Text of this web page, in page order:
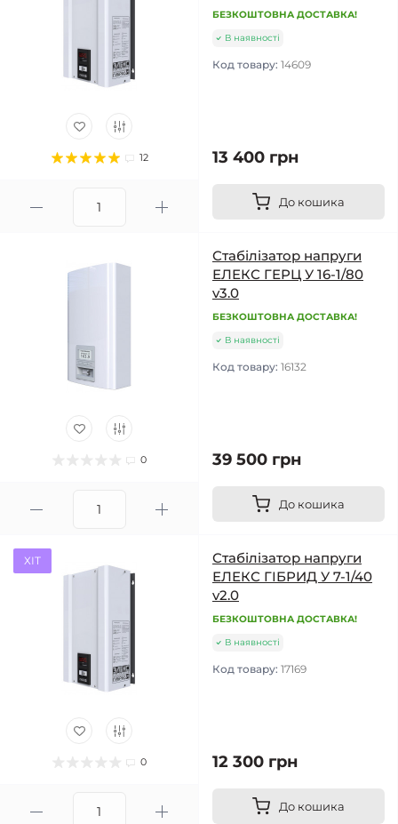
12
БЕЗКОШТОВНА ДОСТАВКА!
В наявності
Код товару: 14609
13 400 грн
До кошика
0
Стабілізатор напруги
ЕЛЕКС ГЕРЦ У 16-1/80
v3.0
БЕЗКОШТОВНА ДОСТАВКА!
В наявності
Код товару: 16132
39 500 грн
До кошика
ХІТ
0
Стабілізатор напруги
ЕЛЕКС ГІБРИД У 7-1/40
v2.0
БЕЗКОШТОВНА ДОСТАВКА!
В наявності
Код товару: 17169
12 300 грн
До кошика